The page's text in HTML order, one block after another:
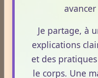
Le Frêne
Le Sens des
Je partage, à
explications
et des
le corps. Une